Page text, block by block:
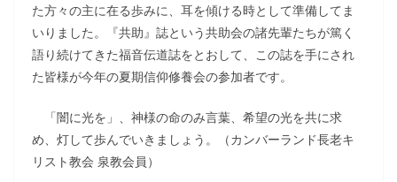
た方々の主に在る歩みに、耳を傾ける時として準備してま
いりました。『共助』誌という共助会の諸先輩たちが篤く
語り続けてきた福音伝道誌をとおして、この誌を手にされ
た皆様が今年の夏期信仰修養会の参加者です。
「闇に光を」、神様の命のみ言葉、希望の光を共に求
め、灯して歩んでいきましょう。（カンバーランド長老キ
リスト教会 泉教会員）